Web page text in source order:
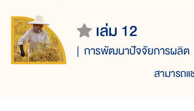
เล่ม 12
การพัฒนาปัจจัยการผลิต
สามารถแ